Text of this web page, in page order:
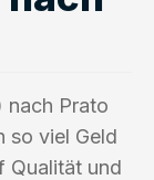
nach Prato
so viel Geld
Qualität und